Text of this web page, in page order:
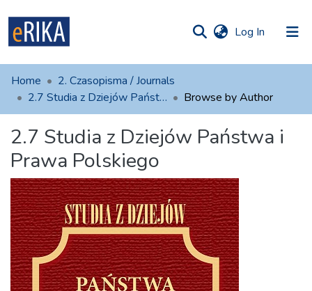
Log In (current)
UAFM
Information
Help
Contact
Home
2. Czasopisma / Journals
2.7 Studia z Dziejów Państwa i Prawa Polskiego
Browse by Author
2.7 Studia z Dziejów Państwa i
Prawa Polskiego